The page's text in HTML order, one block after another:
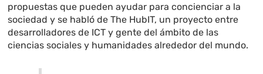
propuestas que pueden ayudar para concienciar a la
sociedad y se habló de The HubIT, un proyecto entre
desarrolladores de ICT y gente del ámbito de las
ciencias sociales y humanidades alrededor del mundo.